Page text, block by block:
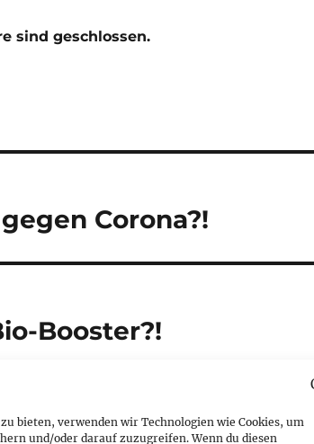
bieten, verwenden wir Technologien wie Cookies, um
und/oder darauf zuzugreifen. Wenn du diesen
sind geschlossen.
Corona?!
Booster?!